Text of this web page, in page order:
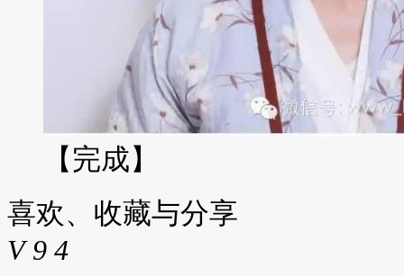
【完成】
喜欢、收藏与分享
V 9 4